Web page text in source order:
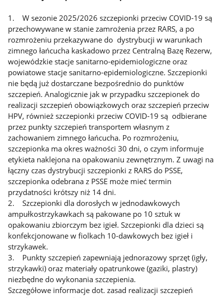
1. W sezonie 2025/2026 szczepionki przeciw COVID-19 są
przechowywane w stanie zamrożenia przez RARS, a po
rozmrożeniu przekazywane do dystrybucji w warunkach
zimnego łańcucha kaskadowo przez Centralną Bazę Rezerw,
wojewódzkie stacje sanitarno-epidemiologiczne oraz
powiatowe stacje sanitarno-epidemiologiczne. Szczepionki
nie będą już dostarczane bezpośrednio do punktów
szczepień. Analogicznie jak w przypadku szczepionek do
realizacji szczepień obowiązkowych oraz szczepień przeciw
HPV, również szczepionki przeciw COVID-19 są odbierane
przez punkty szczepień transportem własnym z
zachowaniem zimnego łańcucha. Po rozmrożeniu,
szczepionka ma okres ważności 30 dni, o czym informuje
etykieta naklejona na opakowaniu zewnętrznym. Z uwagi na
łączny czas dystrybucji szczepionki z RARS do PSSE,
szczepionka odebrana z PSSE może mieć termin
przydatności krótszy niż 14 dni.
2. Szczepionki dla dorosłych w jednodawkowych
ampułkostrzykawkach są pakowane po 10 sztuk w
opakowaniu zbiorczym bez igieł. Szczepionki dla dzieci są
konfekcjonowane w fiolkach 10-dawkowych bez igieł i
strzykawek.
3. Punkty szczepień zapewniają jednorazowy sprzęt (igły,
strzykawki) oraz materiały opatrunkowe (gaziki, plastry)
niezbędne do wykonania szczepienia.
Szczegółowe informacje dot. zasad realizacji szczepień